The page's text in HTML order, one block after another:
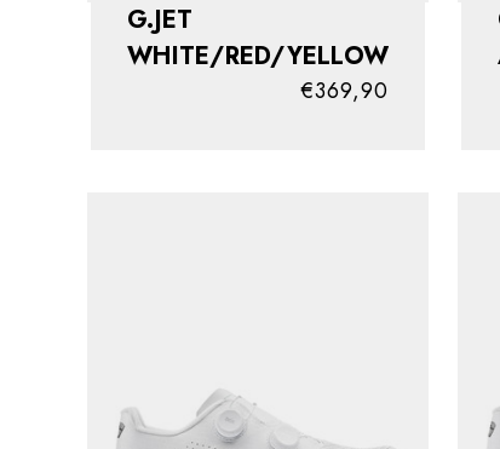
G.JET
WHITE/RED/YELLOW
€369,90